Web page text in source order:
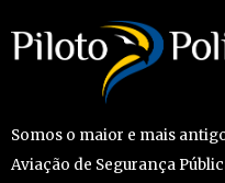
Somos o maior e mais
Aviação de Segurança